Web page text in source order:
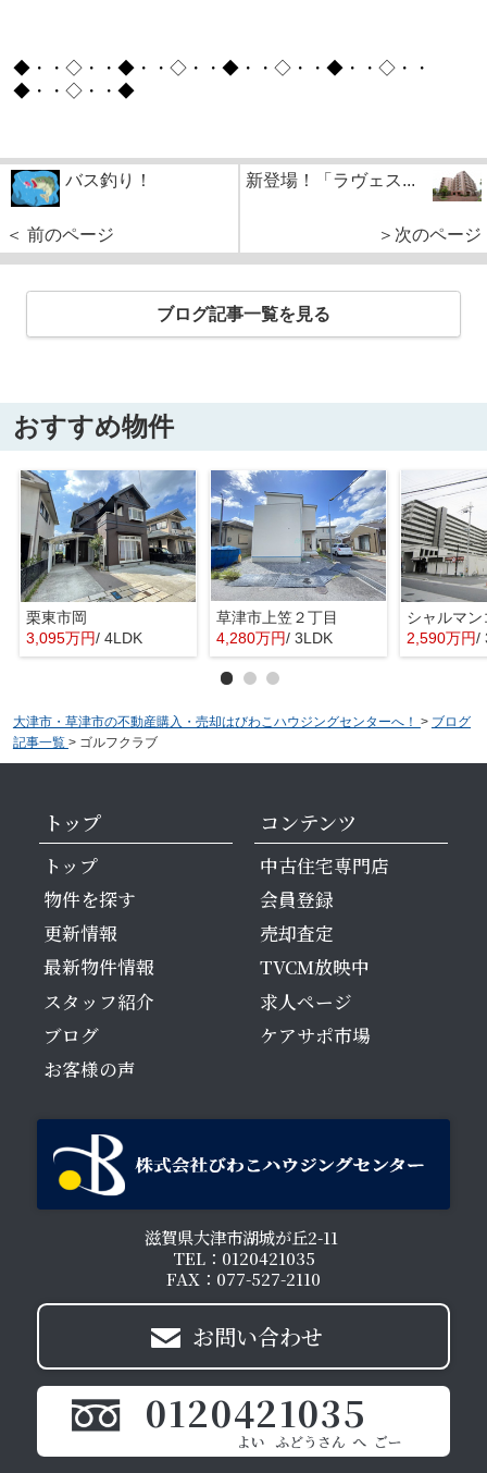
◆・・◇・・◆・・◇・・◆・・◇・・◆・・◇・・
◆・・◇・・◆
バス釣り！
＜ 前のページ
新登場！「ラヴェス...
＞次のページ
ブログ記事一覧を見る
おすすめ物件
栗東市岡
3,095万円/ 4LDK
草津市上笠２丁目
4,280万円/ 3LDK
シャルマ
2,590万円/
大津市・草津市の不動産購入・売却はびわこハウジングセンターへ！ > ブログ
記事一覧 > ゴルフクラブ
トップ
トップ
物件を探す
更新情報
最新物件情報
スタッフ紹介
ブログ
お客様の声
コンテンツ
中古住宅専門店
会員登録
売却査定
TVCM放映中
求人ページ
ケアサポ市場
滋賀県大津市湖城が丘2-11
TEL：0120421035
FAX：077-527-2110
お問い合わせ
0120421035